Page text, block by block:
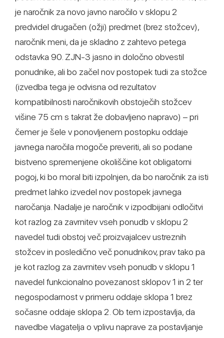
je naročnik za novo javno naročilo v sklopu 2
predvidel drugačen (ožji) predmet (brez stožcev),
naročnik meni, da je skladno z zahtevo petega
odstavka 90. ZJN-3 jasno in določno obvestil
ponudnike, ali bo začel nov postopek tudi za stožce
(izvedba tega je odvisna od rezultatov
kompatibilnosti naročnikovih obstoječih stožcev
višine 75 cm s takrat že dobavljeno napravo) – pri
čemer je šele v ponovljenem postopku oddaje
javnega naročila mogoče preveriti, ali so podane
bistveno spremenjene okoliščine kot obligatorni
pogoj, ki bo moral biti izpolnjen, da bo naročnik za isti
predmet lahko izvedel nov postopek javnega
naročanja. Nadalje je naročnik v izpodbijani odločitvi
kot razlog za zavrnitev vseh ponudb v sklopu 2
navedel tudi obstoj več proizvajalcev ustreznih
stožcev in posledično več ponudnikov, prav tako pa
je kot razlog za zavrnitev vseh ponudb v sklopu 1
navedel funkcionalno povezanost sklopov 1 in 2 ter
negospodarnost v primeru oddaje sklopa 1 brez
sočasne oddaje sklopa 2. Ob tem izpostavlja, da
navedbe vlagatelja o vplivu naprave za postavljanje